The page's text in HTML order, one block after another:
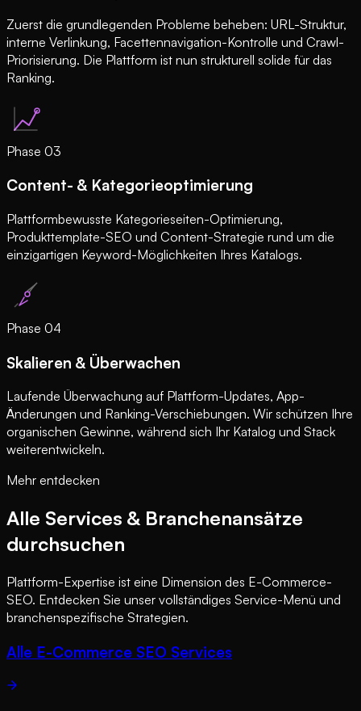
Zuerst die grundlegenden Probleme beheben: URL-Struktur,
interne Verlinkung, Facettennavigation-Kontrolle und Crawl-
Priorisierung. Die Plattform ist nun strukturell solide für das
Ranking.
Phase 03
Content- & Kategorieoptimierung
Plattformbewusste Kategorieseiten-Optimierung,
Produkttemplate-SEO und Content-Strategie rund um die
einzigartigen Keyword-Möglichkeiten Ihres Katalogs.
Phase 04
Skalieren & Überwachen
Laufende Überwachung auf Plattform-Updates, App-
Änderungen und Ranking-Verschiebungen. Wir schützen Ihre
organischen Gewinne, während sich Ihr Katalog und Stack
weiterentwickeln.
Mehr entdecken
Alle Services & Branchenansätze
durchsuchen
Plattform-Expertise ist eine Dimension des E-Commerce-
SEO. Entdecken Sie unser vollständiges Service-Menü und
branchenspezifische Strategien.
Alle E-Commerce SEO Services